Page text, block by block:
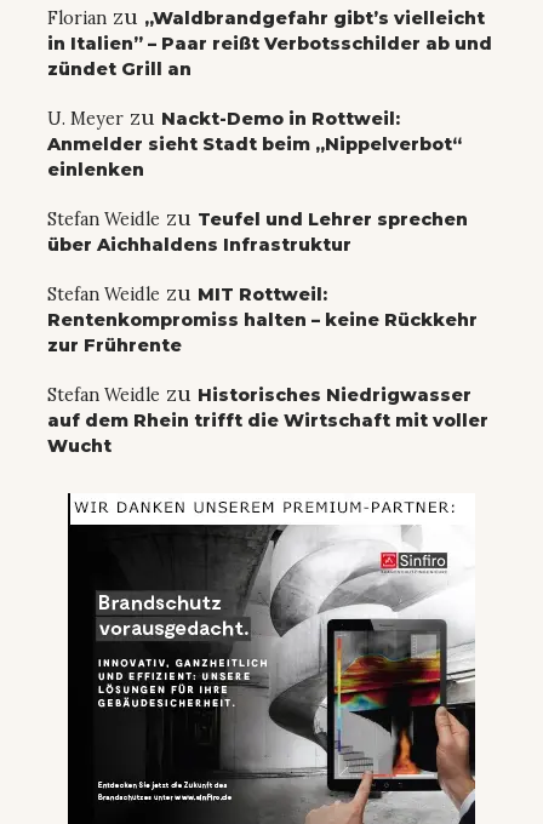
Florian zu „Waldbrandgefahr gibt’s vielleicht
in Italien” – Paar reißt Verbotsschilder ab und
zündet Grill an
U. Meyer zu Nackt-Demo in Rottweil:
Anmelder sieht Stadt beim „Nippelverbot“
einlenken
Stefan Weidle zu Teufel und Lehrer sprechen
über Aichhaldens Infrastruktur
Stefan Weidle zu MIT Rottweil:
Rentenkompromiss halten – keine Rückkehr
zur Frührente
Stefan Weidle zu Historisches Niedrigwasser
auf dem Rhein trifft die Wirtschaft mit voller
Wucht